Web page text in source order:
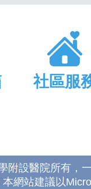
社區服
附設醫院所有，
網站建議以